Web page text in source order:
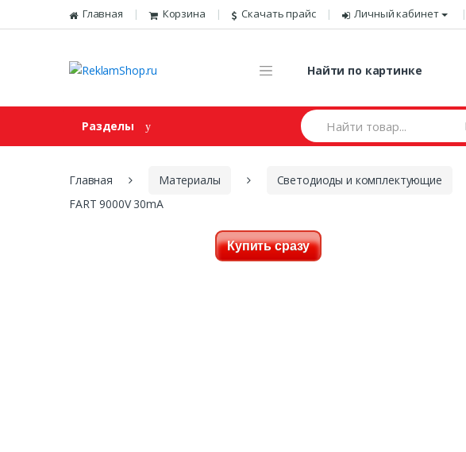
Перейти к навигации
Skip to content Главная Корзина Скачать прайс Личный кабинет
Найти по картинке
Разделы
И
щ
е
Главная Материалы Светодиоды и комплектующие
FART 9000V 30mA
Купить сразу